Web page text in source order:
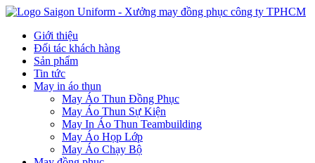
Giới thiệu
Đối tác khách hàng
Sản phẩm
Tin tức
May in áo thun
May Áo Thun Đồng Phục
May Áo Thun Sự Kiện
May In Áo Thun Teambuilding
May Áo Họp Lớp
May Áo Chạy Bộ